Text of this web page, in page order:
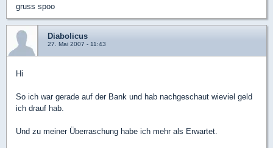
gruss spoo
Diabolicus
27. Mai 2007 - 11:43
Hi
So ich war gerade auf der Bank und hab nachgeschaut wieviel geld
ich drauf hab.
Und zu meiner Überraschung habe ich mehr als Erwartet.